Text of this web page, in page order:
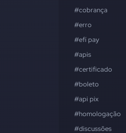
#cobrança
#erro
#efí pay
#apis
#certificado
#boleto
#api pix
#homologação
#discussões